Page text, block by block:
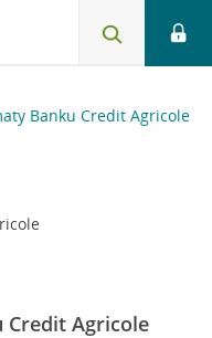
Banku Credit Agricole
Credit Agricole